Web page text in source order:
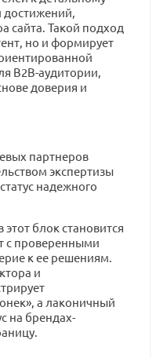
сайта. Такой подход
но и формирует
B2B-аудитории,
доверия и
партнеров
экспертизы
надежного
блок становится
с проверенными
к ее решениям.
и
а лаконичный
на брендах-